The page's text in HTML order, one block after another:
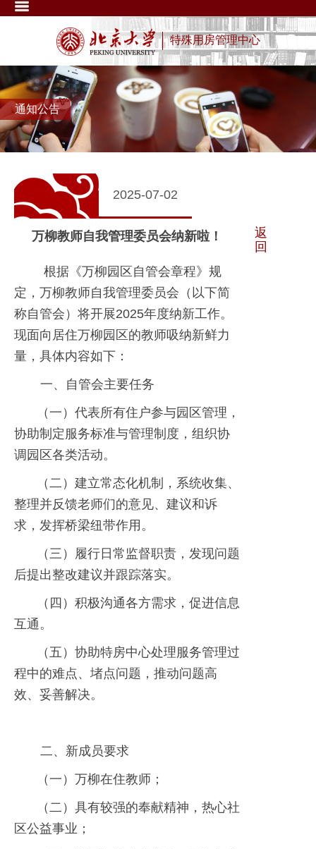
特殊用房管理中心
通知公告
2025-07-02
万柳教师自我管理委员会纳新啦！
根据《万柳园区自管会章程》规
定，万柳教师自我管理委员会（以下简
称自管会）将开展2025年度纳新工作。
现面向居住万柳园区的教师吸纳新鲜力
量，具体内容如下：
一、自管会主要任务
（一）代表所有住户参与园区管理，
协助制定服务标准与管理制度，组织协
调园区各类活动。
（二）建立常态化机制，系统收集、
整理并反馈老师们的意见、建议和诉
求，发挥桥梁纽带作用。
（三）履行日常监督职责，发现问题
后提出整改建议并跟踪落实。
（四）积极沟通各方需求，促进信息
互通。
（五）协助特房中心处理服务管理过
程中的难点、堵点问题，推动问题高
效、妥善解决。
二、新成员要求
（一）万柳在住教师；
（二）具有较强的奉献精神，热心社
区公益事业；
返
回